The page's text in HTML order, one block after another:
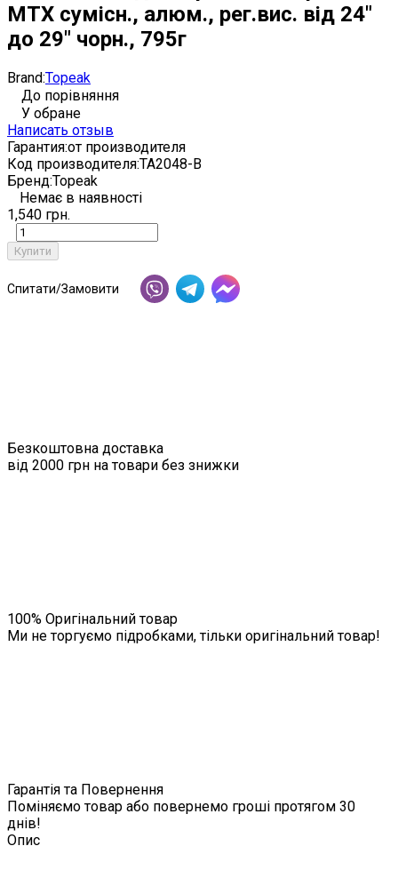
MTX сумісн., алюм., рег.вис. від 24"
до 29" чорн., 795г
Brand:Topeak
До порівняння
У обране
Написать отзыв
Гарантия:от производителя
Код производителя:TA2048-B
Бренд:Topeak
Немає в наявності
1,540 грн.
Купити
Спитати/Замовити
Безкоштовна доставка
від 2000 грн на товари без знижки
100% Оригінальний товар
Ми не торгуємо підробками, тільки оригінальний товар!
Гарантія та Повернення
Поміняємо товар або повернемо гроші протягом 30
днів!
Опис